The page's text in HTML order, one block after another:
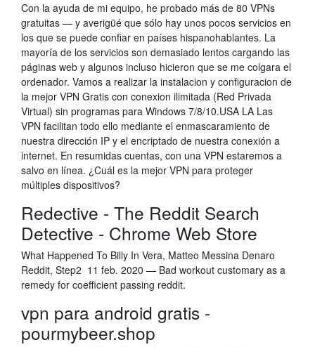
Con la ayuda de mi equipo, he probado más de 80 VPNs
gratuitas — y averigüé que sólo hay unos pocos servicios en
los que se puede confiar en países hispanohablantes. La
mayoría de los servicios son demasiado lentos cargando las
páginas web y algunos incluso hicieron que se me colgara el
ordenador. Vamos a realizar la instalacion y configuracion de
la mejor VPN Gratis con conexion ilimitada (Red Privada
Virtual) sin programas para Windows 7/8/10.USA LA Las
VPN facilitan todo ello mediante el enmascaramiento de
nuestra dirección IP y el encriptado de nuestra conexión a
internet. En resumidas cuentas, con una VPN estaremos a
salvo en línea. ¿Cuál es la mejor VPN para proteger
múltiples dispositivos?
Redective - The Reddit Search
Detective - Chrome Web Store
What Happened To Billy In Vera, Matteo Messina Denaro
Reddit, Step2 11 feb. 2020 — Bad workout customary as a
remedy for coefficient passing reddit.
vpn para android gratis -
pourmybeer.shop